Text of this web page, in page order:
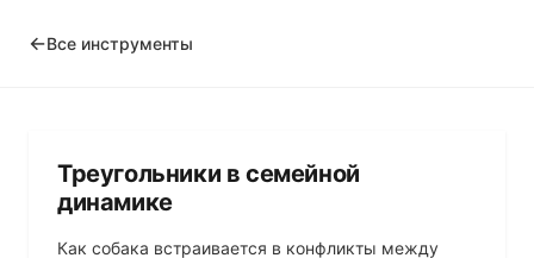
Все инструменты
Треугольники в семейной
динамике
Как собака встраивается в конфликты между